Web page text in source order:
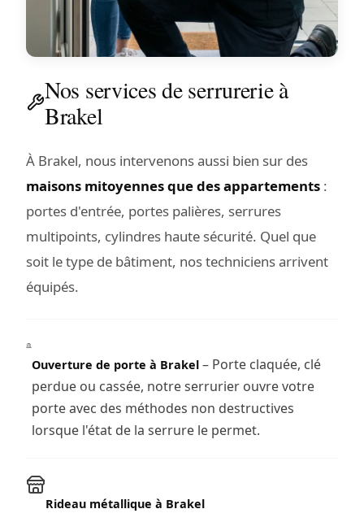
Nos services de serrurerie à
Brakel
À Brakel, nous intervenons aussi bien sur des
maisons mitoyennes que des appartements :
portes d'entrée, portes palières, serrures
multipoints, cylindres haute sécurité. Quel que
soit le type de bâtiment, nos techniciens arrivent
équipés.
Ouverture de porte à Brakel– Porte claquée, clé
perdue ou cassée, notre serrurier ouvre votre
porte avec des méthodes non destructives
lorsque l'état de la serrure le permet.
Rideau métallique à Brakel